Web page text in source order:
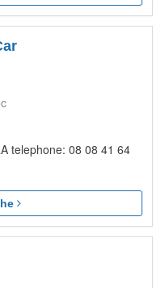
telephone: 08 08 41 64